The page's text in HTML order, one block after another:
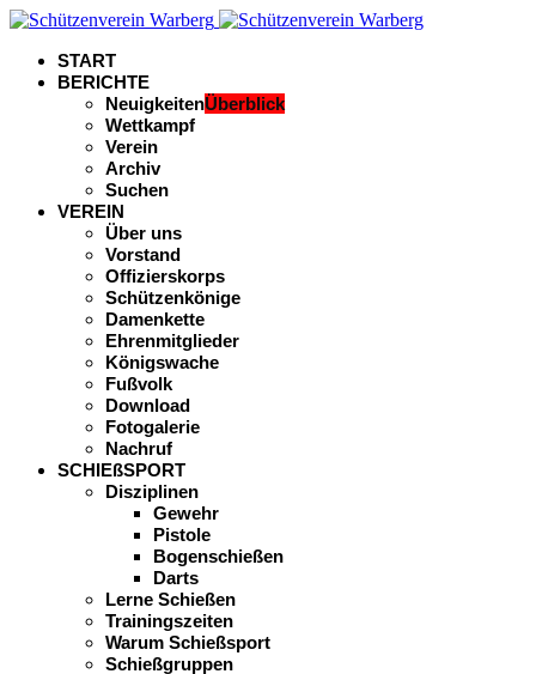
START
BERICHTE
NeuigkeitenÜberblick
Wettkampf
Verein
Archiv
Suchen
VEREIN
Über uns
Vorstand
Offizierskorps
Schützenkönige
Damenkette
Ehrenmitglieder
Königswache
Fußvolk
Download
Fotogalerie
Nachruf
SCHIEßSPORT
Disziplinen
Gewehr
Pistole
Bogenschießen
Darts
Lerne Schießen
Trainingszeiten
Warum Schießsport
Schießgruppen